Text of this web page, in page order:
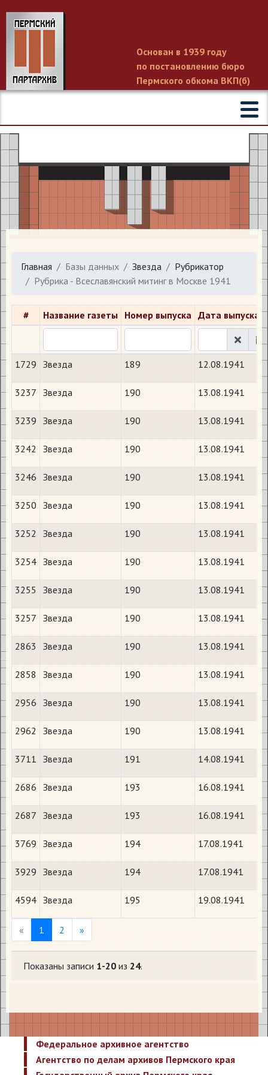
Основан в 1939 году
по постановлению бюро
Пермского обкома ВКП(б)
Главная Базы данных Звезда
Рубрикатор
Рубрика - Всеславянский митинг в Москве 1941
# Название газеты Номер выпуска Дата выпуска
1729 Звезда 189 12.08.1941
3237 Звезда 190 13.08.1941
3239 Звезда 190 13.08.1941
3242 Звезда 190 13.08.1941
3246 Звезда 190 13.08.1941
3250 Звезда 190 13.08.1941
3252 Звезда 190 13.08.1941
3254 Звезда 190 13.08.1941
3255 Звезда 190 13.08.1941
3257 Звезда 190 13.08.1941
2863 Звезда 190 13.08.1941
2858 Звезда 190 13.08.1941
2956 Звезда 190 13.08.1941
2962 Звезда 190 13.08.1941
3711 Звезда 191 14.08.1941
2686 Звезда 193 16.08.1941
2687 Звезда 193 16.08.1941
3769 Звезда 194 17.08.1941
3929 Звезда 194 17.08.1941
4594 Звезда 195 19.08.1941
« Previous
1 2 »
Показаны записи 1-20 из 24.
Федеральное архивное агентство
Агентство по делам архивов Пермского края